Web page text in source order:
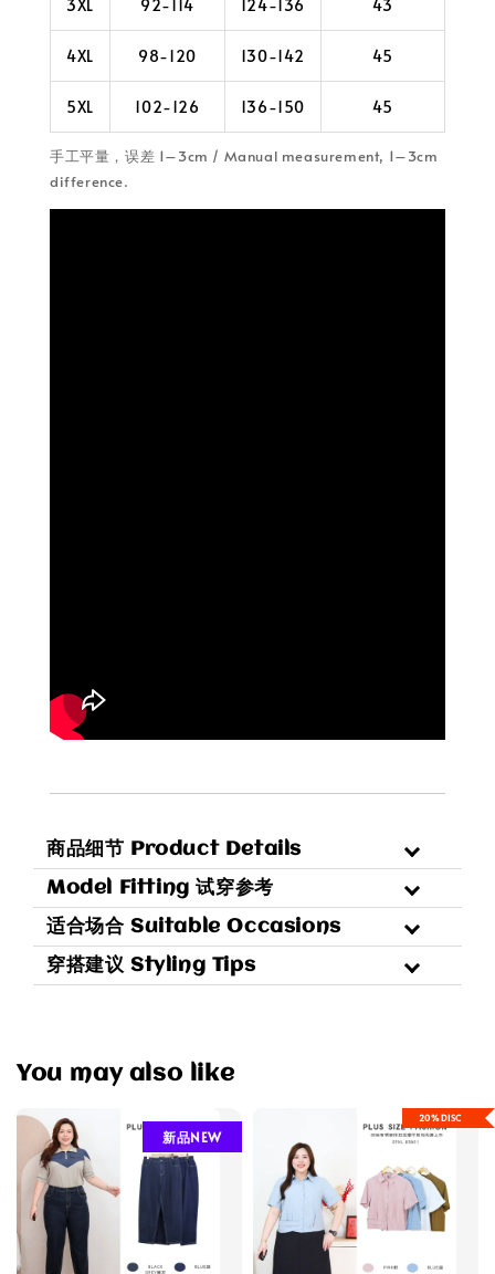
3XL 92-114 124-136 43
4XL 98-120 130-142 45
5XL 102-126 136-150 45
手工平量，误差 1–3cm / Manual measurement, 1–3cm
difference.
商品细节 Product Details
Model Fitting 试穿参考
适合场合 Suitable Occasions
穿搭建议 Styling Tips
You may also like
新品NEW
20%DISC